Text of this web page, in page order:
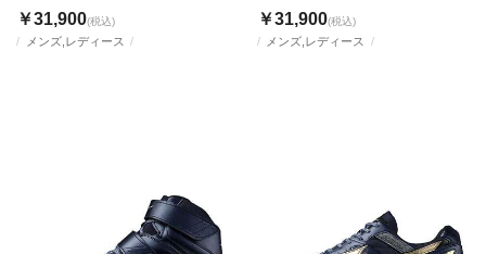
メンズ,レディース
￥31,900(税込)
メンズ,レディース
￥31,900(税込)